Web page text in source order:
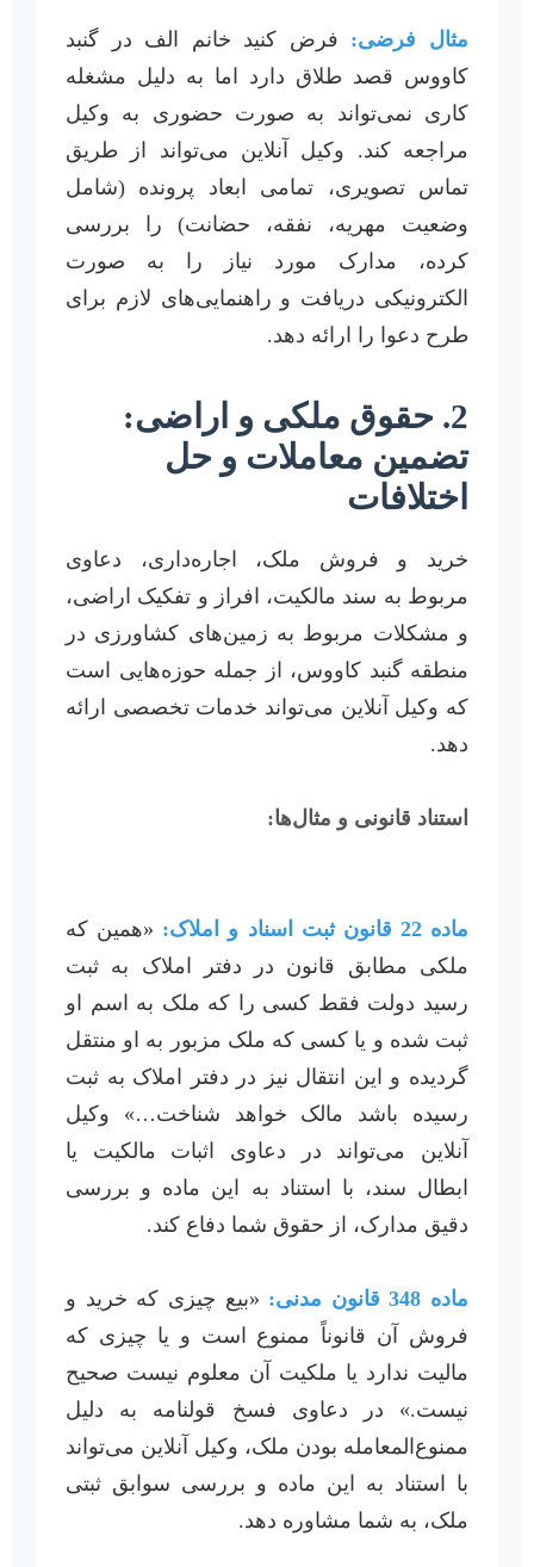
مثال فرضی: فرض کنید خانم الف در گنبد
کاووس قصد طلاق دارد اما به دلیل مشغله
کاری نمی‌تواند به صورت حضوری به وکیل
مراجعه کند. وکیل آنلاین می‌تواند از طریق
تماس تصویری، تمامی ابعاد پرونده (شامل
وضعیت مهریه، نفقه، حضانت) را بررسی
کرده، مدارک مورد نیاز را به صورت
الکترونیکی دریافت و راهنمایی‌های لازم برای
طرح دعوا را ارائه دهد.
2. حقوق ملکی و اراضی:
تضمین معاملات و حل
اختلافات
خرید و فروش ملک، اجاره‌داری، دعاوی
مربوط به سند مالکیت، افراز و تفکیک اراضی،
و مشکلات مربوط به زمین‌های کشاورزی در
منطقه گنبد کاووس، از جمله حوزه‌هایی است
که وکیل آنلاین می‌تواند خدمات تخصصی ارائه
دهد.
استناد قانونی و مثال‌ها:
ماده 22 قانون ثبت اسناد و املاک:
«همین که
ملکی مطابق قانون در دفتر املاک به ثبت
رسید دولت فقط کسی را که ملک به اسم او
ثبت شده و یا کسی که ملک مزبور به او منتقل
گردیده و این انتقال نیز در دفتر املاک به ثبت
رسیده باشد مالک خواهد شناخت…» وکیل
آنلاین می‌تواند در دعاوی اثبات مالکیت یا
ابطال سند، با استناد به این ماده و بررسی
دقیق مدارک، از حقوق شما دفاع کند.
ماده 348 قانون مدنی:
«بیع چیزی که خرید و
فروش آن قانوناً ممنوع است و یا چیزی که
مالیت ندارد یا ملکیت آن معلوم نیست صحیح
نیست.» در دعاوی فسخ قولنامه به دلیل
ممنوع‌المعامله بودن ملک، وکیل آنلاین می‌تواند
با استناد به این ماده و بررسی سوابق ثبتی
ملک، به شما مشاوره دهد.